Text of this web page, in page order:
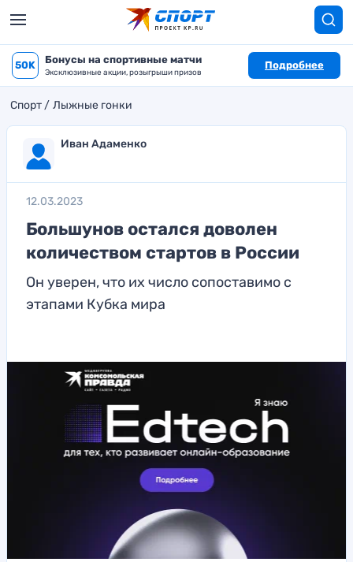
50K Бонусы на спортивные матчи
Эксклюзивные акции, розыгрыши призов
Подробнее
Спорт Лыжные гонки
Иван Адаменко
12.03.2023
Большунов остался доволен
количеством стартов в России
Он уверен, что их число сопоставимо с
этапами Кубка мира